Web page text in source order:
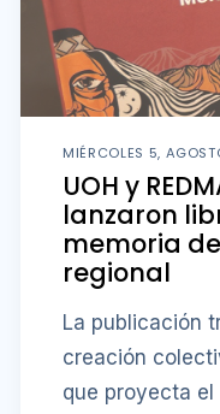
MIÉRCOLES 5,
UOH y
lanzaron
memoria
regional
La publicación
creación
que proyecta